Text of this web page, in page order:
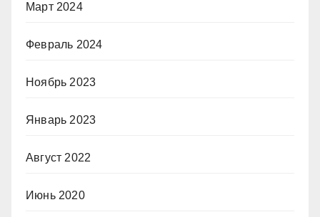
Март 2024
Февраль 2024
Ноябрь 2023
Январь 2023
Август 2022
Июнь 2020